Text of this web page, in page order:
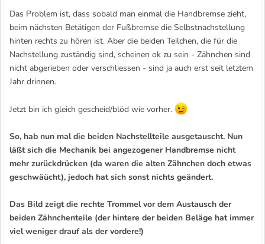
Das Problem ist, dass sobald man einmal die Handbremse zieht,
beim nächsten Betätigen der Fußbremse die Selbstnachstellung
hinten rechts zu hören ist. Aber die beiden Teilchen, die für die
Nachstellung zuständig sind, scheinen ok zu sein - Zähnchen sind
nicht abgerieben oder verschliessen - sind ja auch erst seit letztem
Jahr drinnen.
Jetzt bin ich gleich gescheid/blöd wie vorher.
So, hab nun mal die beiden Nachstellteile ausgetauscht. Nun
läßt sich die Mechanik bei angezogener Handbremse nicht
mehr zurückdrücken (da waren die alten Zähnchen doch etwas
geschwäücht), jedoch hat sich sonst nichts geändert.
Das Bild zeigt die rechte Trommel vor dem Austausch der
beiden Zähnchenteile (der hintere der beiden Beläge hat immer
viel weniger drauf als der vordere!)